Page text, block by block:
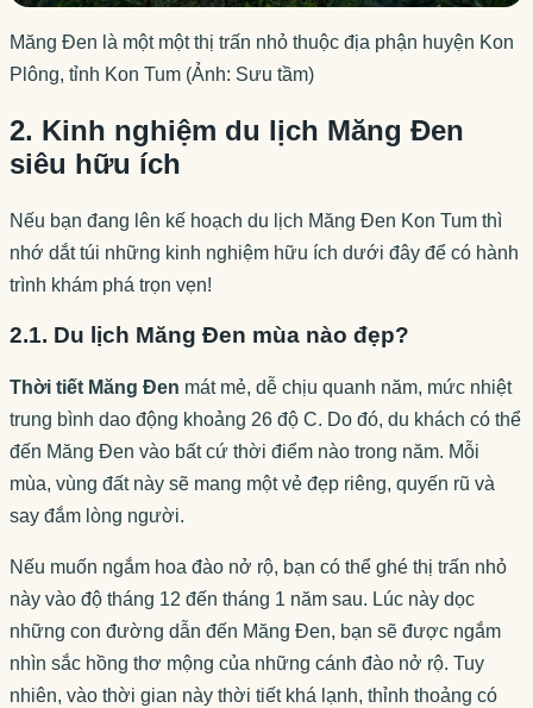
Măng Đen là một một thị trấn nhỏ thuộc địa phận huyện Kon
Plông, tỉnh Kon Tum (Ảnh: Sưu tầm)
2. Kinh nghiệm du lịch Măng Đen
siêu hữu ích
Nếu bạn đang lên kế hoạch du lịch Măng Đen Kon Tum thì
nhớ dắt túi những kinh nghiệm hữu ích dưới đây để có hành
trình khám phá trọn vẹn!
2.1. Du lịch Măng Đen mùa nào đẹp?
Thời tiết Măng Đen mát mẻ, dễ chịu quanh năm, mức nhiệt
trung bình dao động khoảng 26 độ C. Do đó, du khách có thể
đến Măng Đen vào bất cứ thời điểm nào trong năm. Mỗi
mùa, vùng đất này sẽ mang một vẻ đẹp riêng, quyến rũ và
say đắm lòng người.
Nếu muốn ngắm hoa đào nở rộ, bạn có thể ghé thị trấn nhỏ
này vào độ tháng 12 đến tháng 1 năm sau. Lúc này dọc
những con đường dẫn đến Măng Đen, bạn sẽ được ngắm
nhìn sắc hồng thơ mộng của những cánh đào nở rộ. Tuy
nhiên, vào thời gian này thời tiết khá lạnh, thỉnh thoảng có